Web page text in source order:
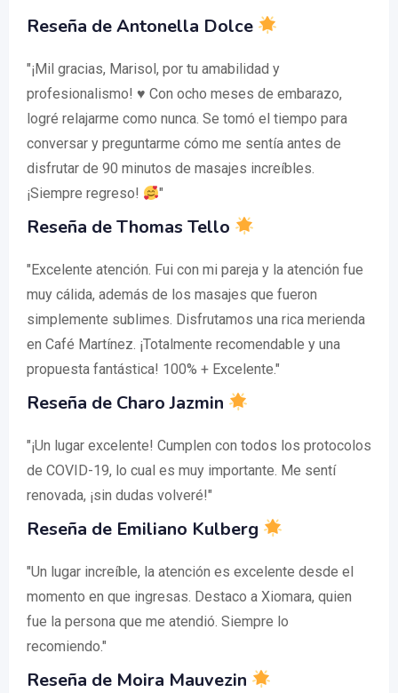
Reseña de Antonella Dolce
"¡Mil gracias, Marisol, por tu amabilidad y
profesionalismo! ♥️ Con ocho meses de embarazo,
logré relajarme como nunca. Se tomó el tiempo para
conversar y preguntarme cómo me sentía antes de
disfrutar de 90 minutos de masajes increíbles.
¡Siempre regreso!
"
Reseña de Thomas Tello
"Excelente atención. Fui con mi pareja y la atención fue
muy cálida, además de los masajes que fueron
simplemente sublimes. Disfrutamos una rica merienda
en Café Martínez. ¡Totalmente recomendable y una
propuesta fantástica! 100% + Excelente."
Reseña de Charo Jazmin
"¡Un lugar excelente! Cumplen con todos los protocolos
de COVID-19, lo cual es muy importante. Me sentí
renovada, ¡sin dudas volveré!"
Reseña de Emiliano Kulberg
"Un lugar increíble, la atención es excelente desde el
momento en que ingresas. Destaco a Xiomara, quien
fue la persona que me atendió. Siempre lo
recomiendo."
Reseña de Moira Mauvezin